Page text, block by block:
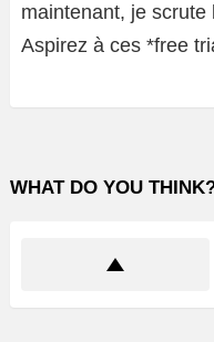
maintenant, je
Aspirez à ces *free
WHAT DO YOU